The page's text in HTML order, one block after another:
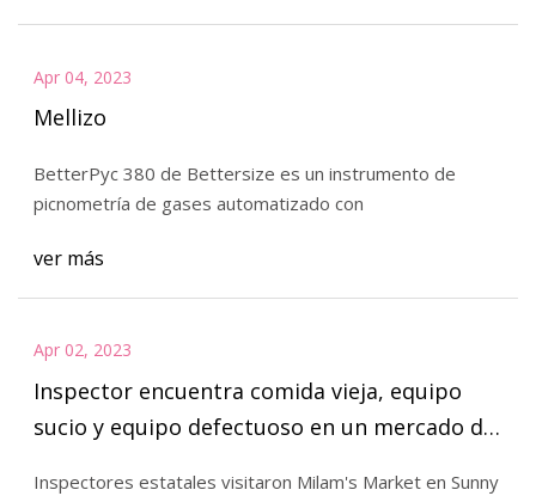
Apr 04, 2023
Mellizo
BetterPyc 380 de Bettersize es un instrumento de
picnometría de gases automatizado con
ver más
Apr 02, 2023
Inspector encuentra comida vieja, equipo
sucio y equipo defectuoso en un mercado de
Inspectores estatales visitaron Milam's Market en Sunny